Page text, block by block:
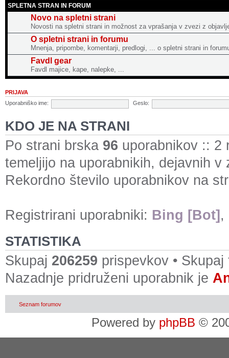
SPLETNA STRAN IN FORUM
Novo na spletni strani
Novosti na spletni strani in možnost za vprašanja v zvezi z
O spletni strani in forumu
Mnenja, pripombe, komentarji, predlogi, ... o spletni strani in
Favdl gear
Favdl majice, kape, nalepke, ...
PRIJAVA
Uporabniško ime:
Geslo:
KDO JE NA STRANI
Po strani brska 96 uporabnikov :: 2
temeljijo na uporabnikih, dejavnih v
Rekordno število uporabnikov na
Registrirani uporabniki: Bing [Bot] ,
STATISTIKA
Skupaj 206259 prispevkov •
Nazadnje pridruženi uporabnik je
Seznam forumov
Powered by phpBB ©